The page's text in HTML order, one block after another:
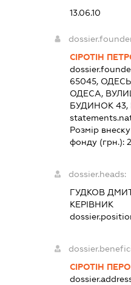
13.06.10
СІРОТІН
65045,
ОДЕСА,
БУДИНОК 43,
Розмір
фонду (грн.):
dossier.heads:
ГУДКОВ
КЕРІВНИК
СІРОТІН